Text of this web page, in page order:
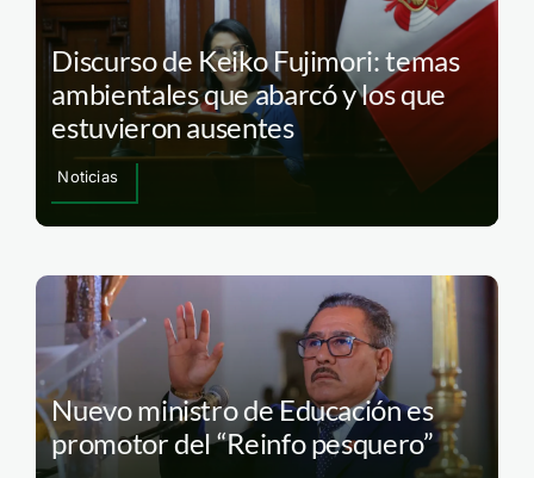
Discurso de Keiko Fujimori: temas
ambientales que abarcó y los que
estuvieron ausentes
Noticias
Nuevo ministro de Educación es
promotor del “Reinfo pesquero”